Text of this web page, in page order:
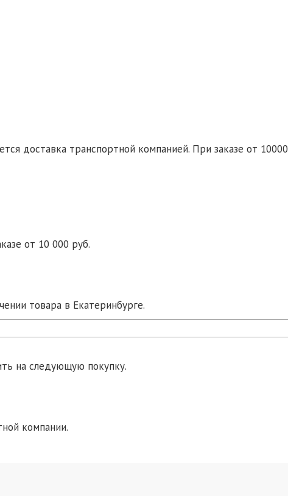
доставка транспортной компанией. При заказе от 10000
транспортной компании бесплатно.
от 10 000 руб.
товара в Екатеринбурге.
на следующую покупку.
компании.